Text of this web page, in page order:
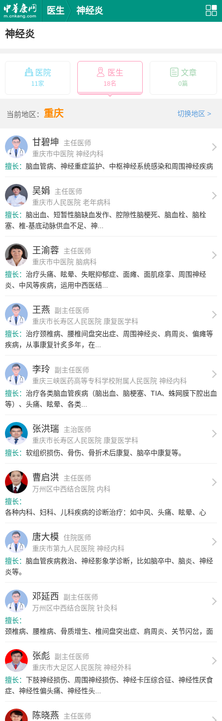
医生 神经炎
神经炎
医院
11家
医生
18名
文章
0篇
当前地区： 重庆 切换地区 >
甘碧坤
主任医师
重庆市中医院 神经内科
擅长： 脑血管病、神经重症监护、中枢神经系统感染和周围神经疾病
吴娟
主任医师
重庆市人民医院 老年病科
擅长： 脑出血、短暂性脑缺血发作、腔隙性脑梗死、脑血栓、脑栓
塞、椎-基底动脉供血不足、神...
王渝蓉
主任医师
重庆市中医院 脑病科
擅长： 治疗头痛、眩晕、失眠抑郁症、面瘫、面肌痉挛、周围神经
炎、中风等疾病，运用中西医结...
王燕
副主任医师
重庆市长寿区人民医院 康复医学科
擅长： 治疗颈椎病、腰椎间盘突出症、周围神经炎、肩周炎、偏瘫等
疾病，从事康复针炙多年，在...
李玲
副主任医师
重庆三峡医药高等专科学校附属人民医院 神经内科
擅长： 治疗各类脑血管疾病（脑出血、脑梗塞、TIA、蛛网膜下腔出血
等）、头痛、眩晕、各类...
张洪瑞
主治医师
重庆市长寿区人民医院 康复医学科
擅长： 软组织损伤、骨伤、骨折术后康复、脑卒中康复等。
曹启洪
主任医师
万州区中西结合医院 内科
擅长：
各种内科、妇科、儿科疾病的诊断治疗：如中风、头痛、眩晕、心
唐大模
住院医师
重庆市第九人民医院 神经内科
擅长： 脑血管疾病救治、神经影象学诊断，比如脑卒中、脑炎、神经
炎等。
邓延西
副主任医师
万州区中西结合医院 针灸科
擅长：
颈椎病、腰椎病、骨质增生、椎间盘突出症、肩周炎、关节闪岔，面
张彪
副主任医师
重庆市大足区人民医院 神经外科
擅长： 下肢神经损伤、周围神经损伤、神经卡压综合征、神经性厌食
症、神经性偏头痛、神经性头...
陈晓燕
主任医师